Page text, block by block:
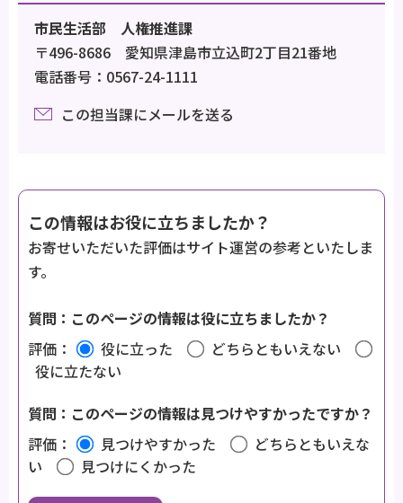
市民生活部 人権推進課
〒496-8686 愛知県津島市立込町2丁目21番地
電話番号：0567-24-1111
この担当課にメールを送る
この情報はお役に立ちましたか？
お寄せいただいた評価はサイト運営の参考といたしま
す。
質問：このページの情報は役に立ちましたか？
評価：
役に立った
どちらともいえない
役に立たない
質問：このページの情報は見つけやすかったですか？
評価：
見つけやすかった
どちらともいえな
い
見つけにくかった